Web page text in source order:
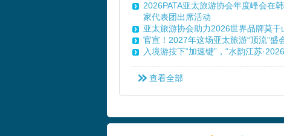
2026PATA亚太旅游协会年度峰会在
家代表团出席活动
亚太旅游协会助力2026世界品牌莫干
官宣！2027年这场亚太旅游“顶流”盛
入境游按下“加速键”，“水韵江苏
查看全部